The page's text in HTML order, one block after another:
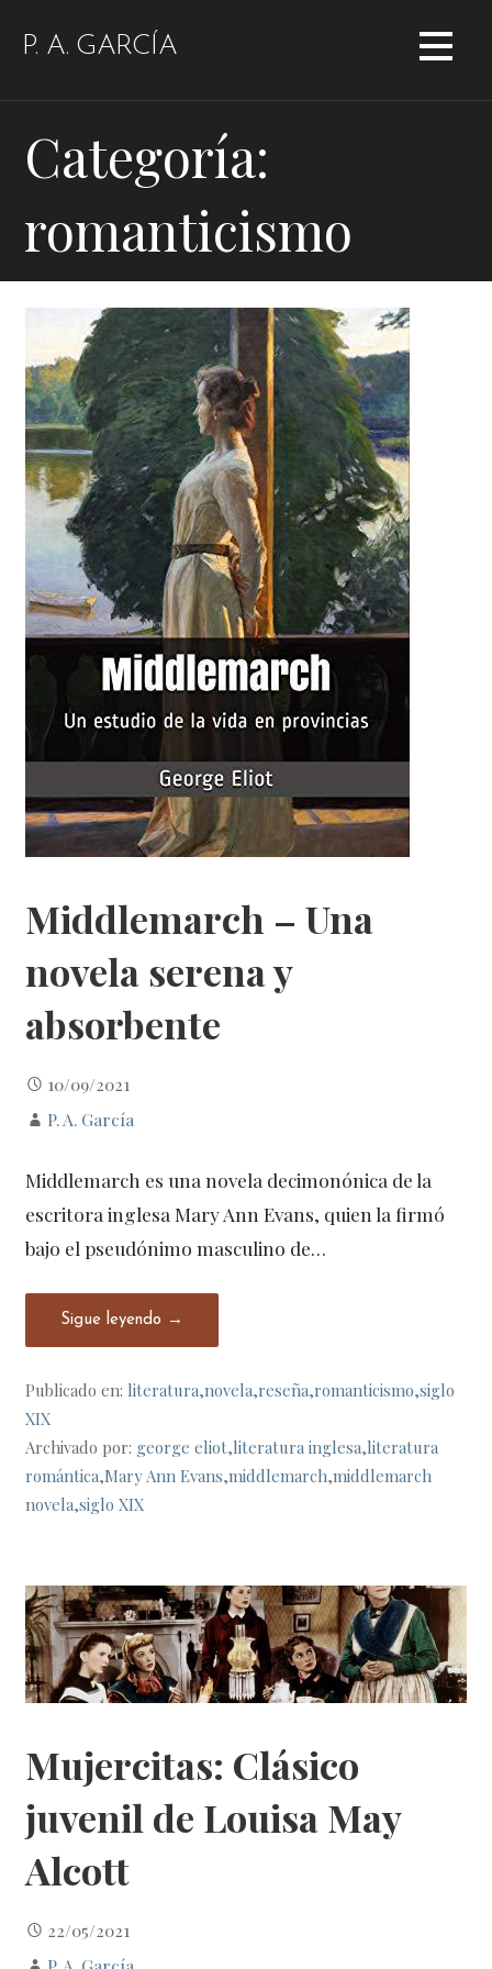
P. A. GARCÍA
Categoría:
romanticismo
Middlemarch – Una
novela serena y
absorbente
10/09/2021
P. A. García
Middlemarch es una novela decimonónica de la
escritora inglesa Mary Ann Evans, quien la firmó
bajo el pseudónimo masculino de…
Sigue leyendo →
Publicado en: literatura,novela,reseña,romanticismo,siglo
XIX
Archivado por: george eliot,literatura inglesa,literatura
romántica,Mary Ann Evans,middlemarch,middlemarch
novela,siglo XIX
Mujercitas: Clásico
juvenil de Louisa May
Alcott
22/05/2021